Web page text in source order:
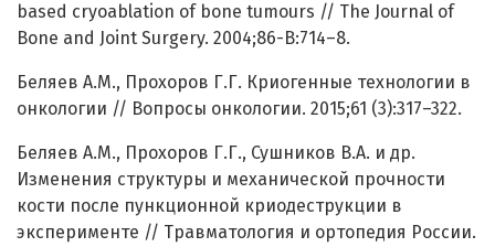
based cryoablation of bone tumours // The Journal of
Bone and Joint Surgery. 2004;86-B:714–8.
Беляев А.М., Прохоров Г.Г. Криогенные технологии в
онкологии // Вопросы онкологии. 2015;61 (3):317–322.
Беляев А.М., Прохоров Г.Г., Сушников В.А. и др.
Изменения структуры и механической прочности
кости после пункционной криодеструкции в
эксперименте // Травматология и ортопедия России.